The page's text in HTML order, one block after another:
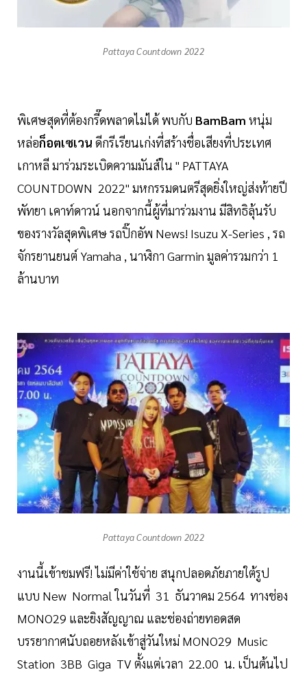
Pattaya Countdown 2022
พิเศษสุดที่ต้องกรี๊ดพลาดไม่ได้ พบกับ BamBam หนุ่ม
หล่อก็อตเซเวน ดีกรีเรียนเก่งที่สร้างชื่อเสียงที่ประเทศ
เกาหลี มาร่วมระเบิดความมันส์ใน " PATTAYA
COUNTDOWN 2022" มหกรรมดนตรีสุดยิ่งใหญ่ส่งท้ายปี
พัทยา เคาท์ดาวน์ นอกจากนี้ผู้ที่มาร่วมงาน มีสิทธิลุ้นรับ
ของรางวัลสุดพิเศษ รถปิ๊กอัพ News! Isuzu X-Series , รถ
จักรยานยนต์ Yamaha , นาฬิกา Garmin มูลค่ารวมกว่า 1
ล้านบาท
Pattaya Countdown 2022
งานนี้เข้าชมฟรี! ไม่มีค่าใช้จ่าย สนุกปลอดภัยภายใต้รูป
แบบ New Normal ในวันที่ 31 ธันวาคม 2564 ทางช่อง
MONO29 และยิงสัญญาณ และช่องถ่ายทอดสด
บรรยากาศนับถอยหลังเข้าสู่วันใหม่ MONO29 Music
Station 3BB Giga TV ตั้งแต่เวลา 22.00 น. เป็นต้นไป